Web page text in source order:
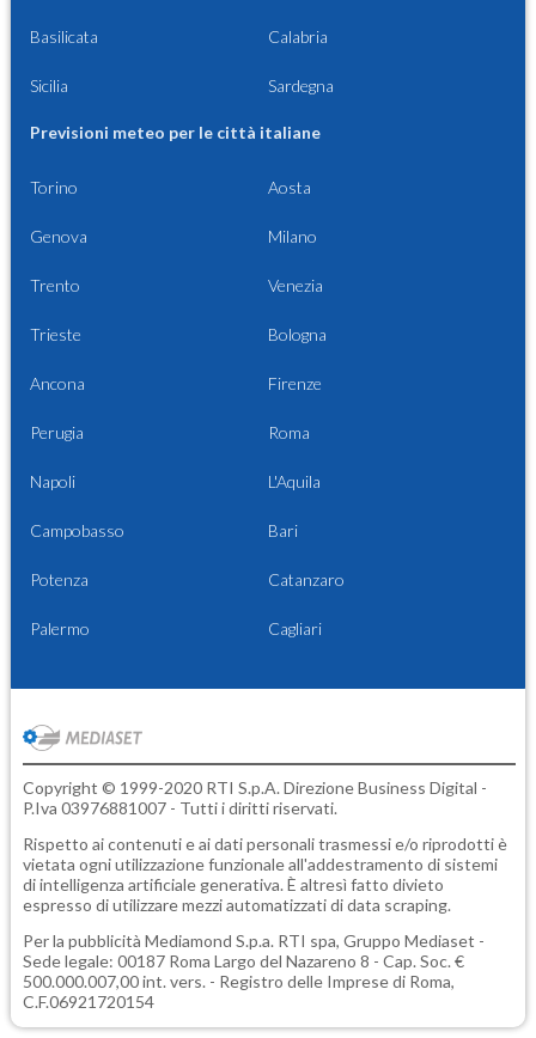
Basilicata Calabria
Sicilia Sardegna
Previsioni meteo per le città italiane
Torino Aosta
Genova Milano
Trento Venezia
Trieste Bologna
Ancona Firenze
Perugia Roma
Napoli L'Aquila
Campobasso Bari
Potenza Catanzaro
Palermo Cagliari
Copyright © 1999-2020 RTI S.p.A. Direzione Business Digital -
P.Iva 03976881007 - Tutti i diritti riservati.
Rispetto ai contenuti e ai dati personali trasmessi e/o riprodotti è
vietata ogni utilizzazione funzionale all'addestramento di sistemi
di intelligenza artificiale generativa. È altresì fatto divieto
espresso di utilizzare mezzi automatizzati di data scraping.
Per la pubblicità Mediamond S.p.a. RTI spa, Gruppo Mediaset -
Sede legale: 00187 Roma Largo del Nazareno 8 - Cap. Soc. €
500.000.007,00 int. vers. - Registro delle Imprese di Roma,
C.F.06921720154